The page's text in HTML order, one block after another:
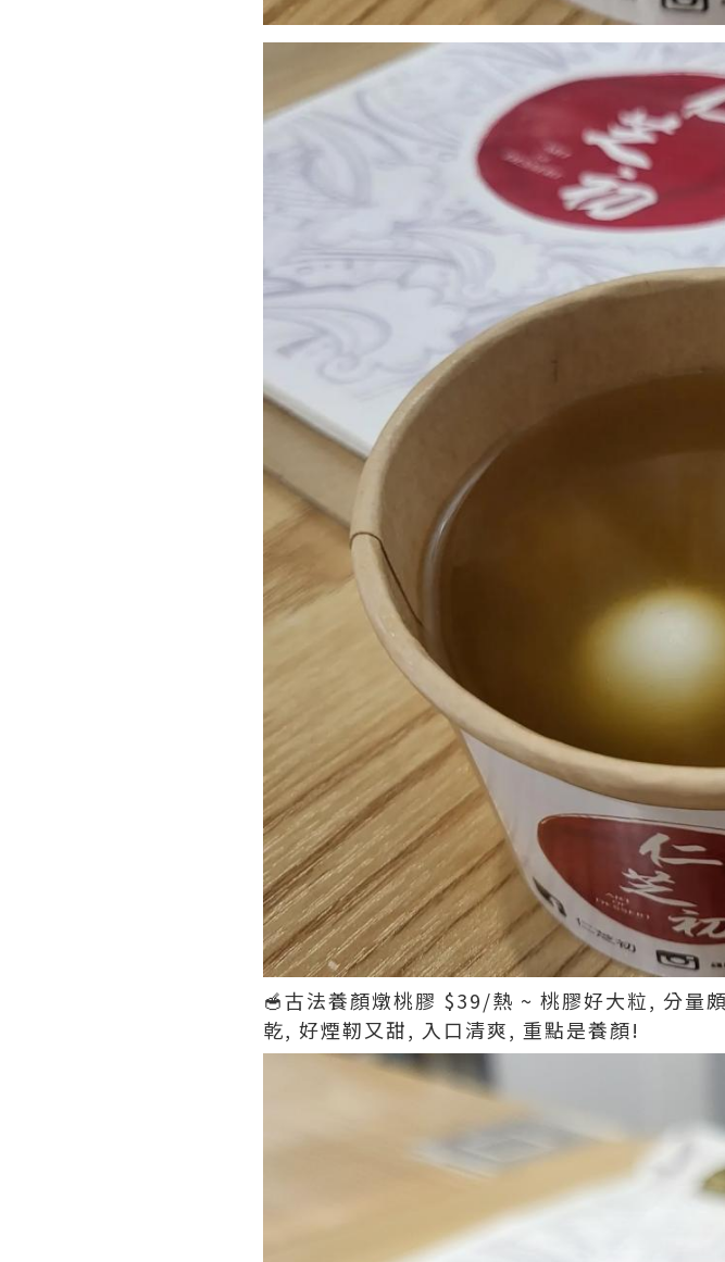
🥣古法養顏燉桃膠 $39/熱 ~ 桃膠好大粒, 分量
乾, 好煙靭又甜, 入口清爽, 重點是養顏!